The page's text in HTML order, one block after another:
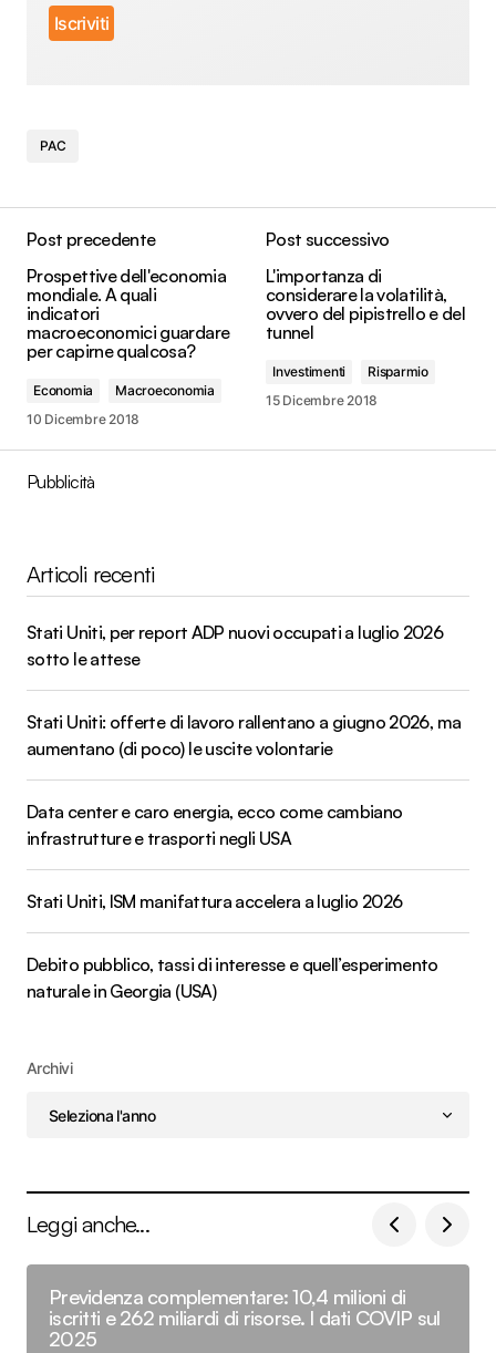
PAC
Post precedente
Prospettive dell'economia
mondiale. A quali
indicatori
macroeconomici guardare
per capirne qualcosa?
Economia
Macroeconomia
10 Dicembre 2018
Post successivo
L'importanza di
considerare la volatilità,
ovvero del pipistrello e del
tunnel
Investimenti
Risparmio
15 Dicembre 2018
Pubblicità
Articoli recenti
Stati Uniti, per report ADP nuovi occupati a luglio 2026
sotto le attese
Stati Uniti: offerte di lavoro rallentano a giugno 2026, ma
aumentano (di poco) le uscite volontarie
Data center e caro energia, ecco come cambiano
infrastrutture e trasporti negli USA
Stati Uniti, ISM manifattura accelera a luglio 2026
Debito pubblico, tassi di interesse e quell’esperimento
naturale in Georgia (USA)
Archivi
Leggi anche...
Previdenza complementare: 10,4 milioni di
iscritti e 262 miliardi di risorse. I dati COVIP sul
2025